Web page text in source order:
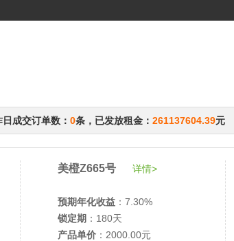
成交订单数： 0条，已发放租金： 261137604.39元
美橙Z665号 详情>
预期年化收益 ：7.30%
锁定期 ：180天
产品单价 ：2000.00元